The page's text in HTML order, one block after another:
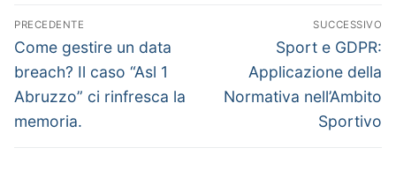
Navigazione
articoli
PRECEDENTE
Articolo
precedente:
Come gestire un data
breach? Il caso “Asl 1
Abruzzo” ci rinfresca la
memoria.
SUCCESSIVO
Articolo
successivo:
Sport e GDPR:
Applicazione della
Normativa nell’Ambito
Sportivo